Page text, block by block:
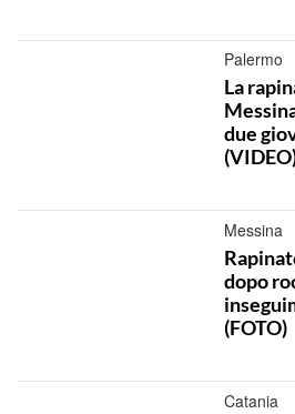
Palermo
La
due
Messina
dopo
(FOTO)
Catania